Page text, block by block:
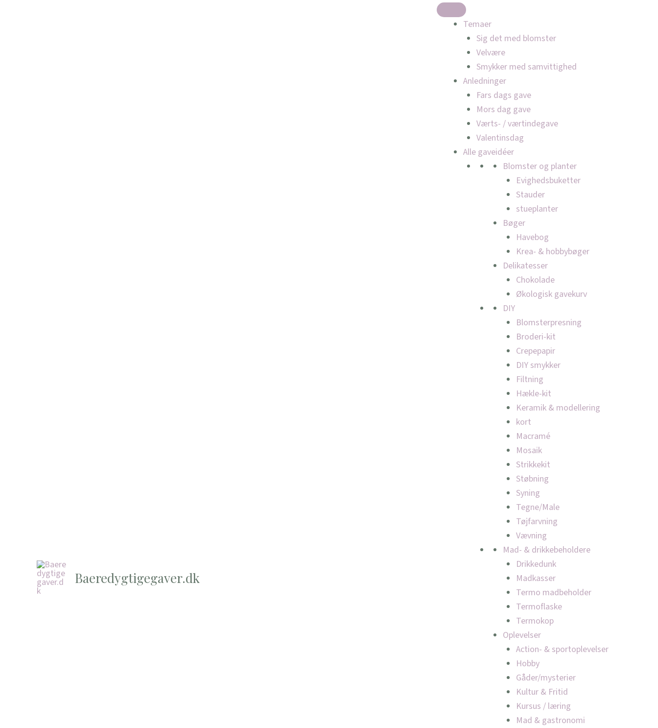
Baeredygtigegaver.dk
Temaer
Sig det med blomster
Velvære
Smykker med samvittighed
Anledninger
Fars dags gave
Mors dag gave
Værts- / værtindegave
Valentinsdag
Alle gaveidéer
Blomster og planter
Evighedsbuketter
Stauder
stueplanter
Bøger
Havebog
Krea- & hobbybøger
Delikatesser
Chokolade
Økologisk gavekurv
DIY
Blomsterpresning
Broderi-kit
Crepepapir
DIY smykker
Filtning
Hækle-kit
Keramik & modellering
kort
Macramé
Mosaik
Strikkekit
Støbning
Syning
Tegne/Male
Tøjfarvning
Vævning
Mad- & drikkebeholdere
Drikkedunk
Madkasser
Termo madbeholder
Termoflaske
Termokop
Oplevelser
Action- & sportoplevelser
Hobby
Gåder/mysterier
Kultur & Fritid
Kursus / læring
Mad & gastronomi